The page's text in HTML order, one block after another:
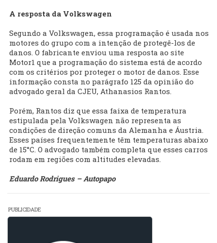
A resposta da Volkswagen
Segundo a Volkswagen, essa programação é usada nos
motores do grupo com a intenção de protegê-los de
danos. O fabricante enviou uma resposta ao site
Motor1 que a programação do sistema está de acordo
com os critérios por proteger o motor de danos. Esse
informação consta no parágrafo 125 da opinião do
advogado geral da CJEU, Athanasios Rantos.
Porém, Rantos diz que essa faixa de temperatura
estipulada pela Volkswagen não representa as
condições de direção comuns da Alemanha e Áustria.
Esses países frequentemente têm temperaturas abaixo
de 15°C. O advogado também completa que esses carros
rodam em regiões com altitudes elevadas.
Eduardo Rodrigues – Autopapo
PUBLICIDADE